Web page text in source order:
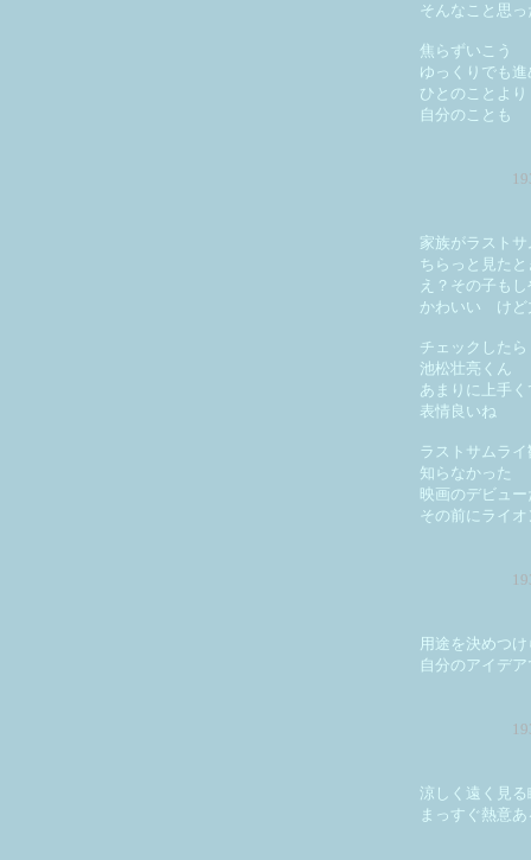
そんなこと思っ
焦らずいこう
ゆっくりでも
ひとのことより
自分のことも
家族がラスト
ちらっと見たと
え？その子もし
かわいい けど
チェックしたら
池松壮亮くん
あまりに上手
表情良いね
ラストサムラ
知らなかった
映画のデビュ
その前にライ
用途を決めつ
自分のアイデ
涼しく遠く見
まっすぐ熱意